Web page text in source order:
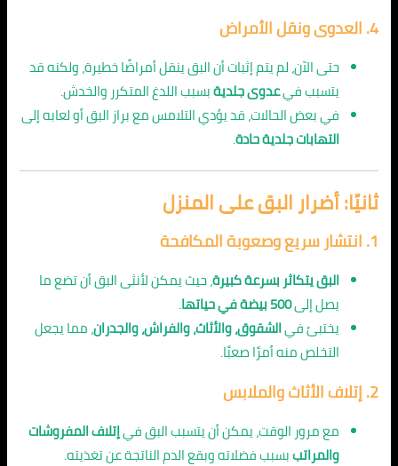
4. العدوى ونقل الأمراض
حتى الآن، لم يتم إثبات أن البق ينقل أمراضًا خطيرة، ولكنه قد
يتسبب فيعدوى جلديةبسبب اللدغ المتكرر والخدش.
في بعض الحالات، قد يؤدي التلامس مع براز البق أو لعابه إلى
التهابات جلدية حادة.
ثانيًا: أضرار البق على المنزل
1. انتشار سريع وصعوبة المكافحة
البق يتكاثر بسرعة كبيرة، حيث يمكن لأنثى البق أن تضع ما
يصل إلى500 بيضة في حياتها
.
يختبئ فيالشقوق، والأثاث، والفراش، والجدران، مما يجعل
التخلص منه أمرًا صعبًا.
2. إتلاف الأثاث والملابس
مع مرور الوقت، يمكن أن يتسبب البق فيإتلاف المفروشات
والمراتببسبب فضلاته وبقع الدم الناتجة عن تغذيته.